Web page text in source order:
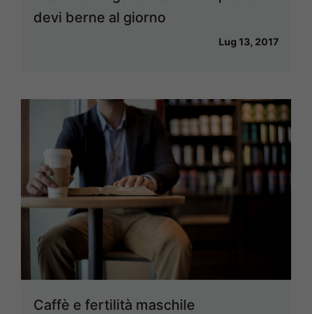
devi berne al giorno
Lug 13, 2017
Caffè e fertilità maschile